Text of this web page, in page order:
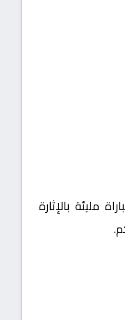
مليئة بالإثارة